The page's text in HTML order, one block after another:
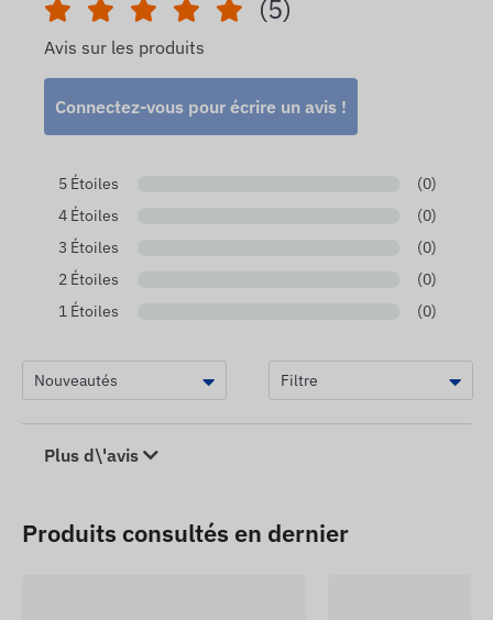
(5)
Avis sur les produits
Connectez-vous pour écrire un avis !
5 Étoiles
(0)
4 Étoiles
(0)
3 Étoiles
(0)
2 Étoiles
(0)
1 Étoiles
(0)
Plus d\'avis
Produits consultés en dernier